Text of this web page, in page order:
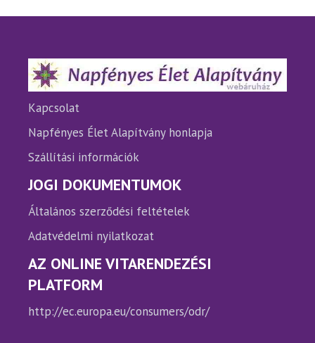
A
termékoldalon
választhatók
ki
A
ki
Kapcsolat
Napfényes Élet Alapítvány honlapja
Szállítási információk
JOGI DOKUMENTUMOK
Általános szerződési feltételek
Adatvédelmi nyilatkozat
AZ ONLINE VITARENDEZÉSI
PLATFORM
http://ec.europa.eu/consumers/odr/